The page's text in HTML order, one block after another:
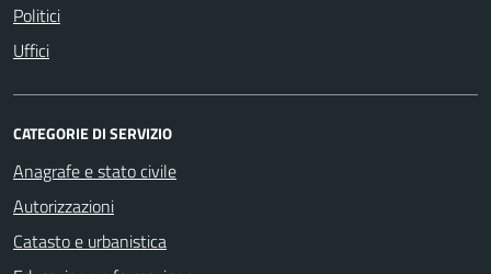
Politici
Uffici
CATEGORIE DI SERVIZIO
Anagrafe e stato civile
Autorizzazioni
Catasto e urbanistica